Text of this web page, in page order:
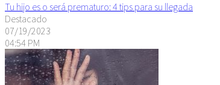
Tu hijo es o será prematuro: 4 tips para su llegada
Destacado
07/19/2023
04:54 PM